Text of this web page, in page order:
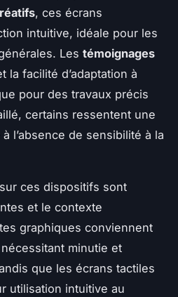
, ces écrans
intuitive, idéale pour les
Les témoignages
la facilité d’adaptation à
pour des travaux précis
certains ressentent une
l’absence de sensibilité à la
sur ces dispositifs sont
et le contexte
graphiques conviennent
minutie et
que les écrans tactiles
utilisation intuitive au